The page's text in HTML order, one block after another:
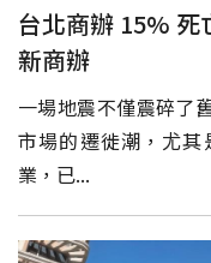
台北商辦 15% 死
新商辦
一場地震不僅震碎了
市場的遷徙潮，尤
業，已...